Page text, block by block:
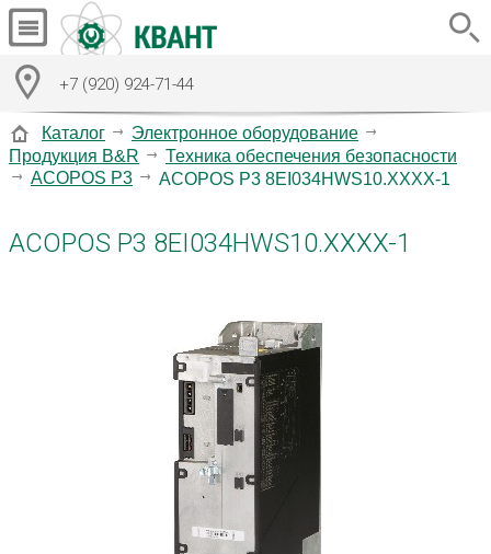
+7 (920) 924-71-44
Каталог
Электронное оборудование
Продукция B&R
Техника обеспечения безопасности
ACOPOS P3
ACOPOS P3 8EI034HWS10.XXXX-1
ACOPOS P3 8EI034HWS10.XXXX-1